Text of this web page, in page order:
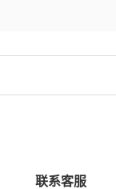
联系客服